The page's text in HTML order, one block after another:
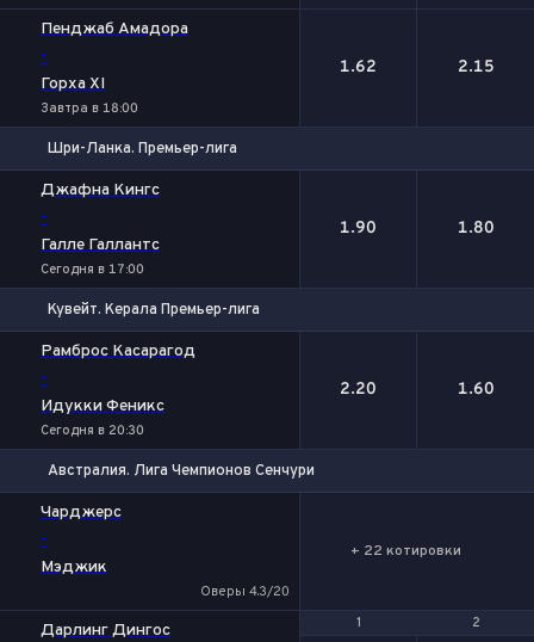
Пенджаб Амадора
-
Горха XI
Завтра в 18:00
1.62 2.15
Шри-Ланка. Премьер-лига
Джафна Кингс
-
Галле Галлантс
Сегодня в 17:00
1.90 1.80
Кувейт. Керала Премьер-лига
Рамброс Касарагод
-
Идукки Феникс
Сегодня в 20:30
2.20 1.60
Австралия. Лига Чемпионов Сенчури
Чарджерс
-
Мэджик
Оверы 4.3/20
+ 22 котировки
1 2
Дарлинг Дингос 1 2